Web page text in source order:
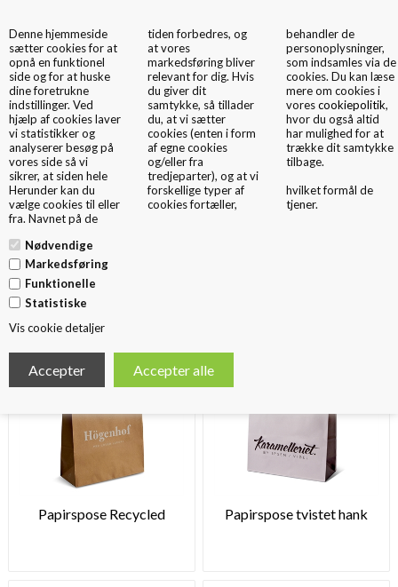
Denne hjemmeside
sætter cookies for at
opnå en funktionel
side og for at huske
dine foretrukne
indstillinger. Ved
hjælp af cookies laver
vi statistikker og
analyserer besøg på
vores side så vi
sikrer, at siden hele
tiden forbedres, og
at vores
markedsføring bliver
relevant for dig. Hvis
du giver dit
samtykke, så tillader
du, at vi sætter
cookies (enten i form
af egne cookies
og/eller fra
tredjeparter), og at vi
behandler de
personoplysninger,
som indsamles via de
cookies. Du kan læse
mere om cookies i
vorescookiepolitik,
hvor du også altid
har mulighed for at
trække dit samtykke
tilbage.
Herunder kan du
vælge cookies til eller
fra. Navnet på de
forskellige typer af
cookies fortæller,
hvilket formål de
tjener.
Nødvendige
Markedsføring
Funktionelle
Statistiske
Vis cookie detaljer
0
Papirsposer tvistet hank
Den trendy og prisrigtige papirbærepose med tvistet hank. Automatisk
produceret med pænt finish. Mange størrelser og miljøvenlige
papirkvaliteter
Op til 6 trykfarver og 42# flexotryk. Ekstra finish: Blank og mat kachering,
Perfekt papirpose til tøj, sko, brugskunst, briller, kosmetik, fødevare, take
away, promotion mm.
Papirspose Recycled Papirspose tvistet hank